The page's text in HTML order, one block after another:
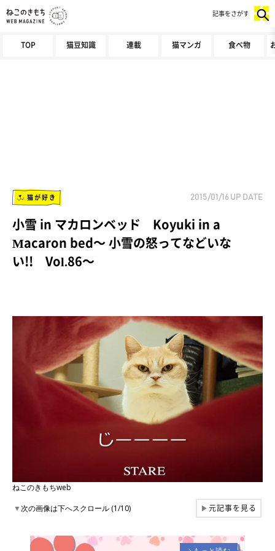
TOP 猫豆知識 連載 猫マンガ 食べ物
記事をさがす
猫が好き 2015/01/16 UP DATE
小雪 in マカロンベッド Koyuki in a
Macaron bed～ 小雪の怒ってなどいな
い!! Vol.86～
ねこのきもちweb
▼次の画像は下へスクロール (1/10) ▶元記事を見る